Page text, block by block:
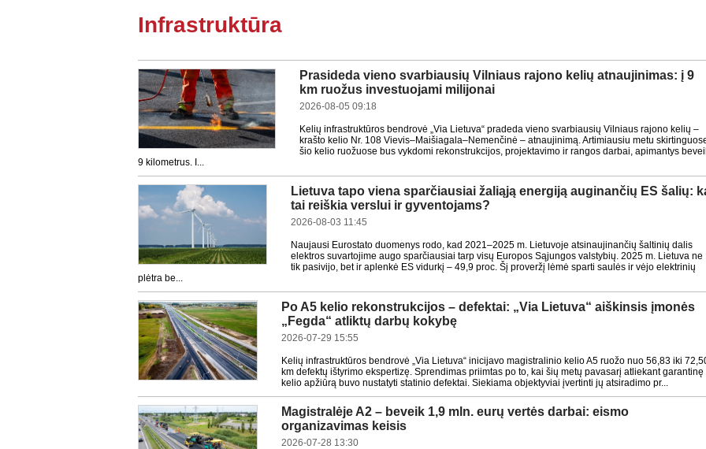
Infrastruktūra
Prasideda vieno svarbiausių Vilniaus rajono kelių atnaujinimas: į 9
km ruožus investuojami milijonai
2026-08-05 09:18
Kelių infrastruktūros bendrovė „Via Lietuva“ pradeda vieno svarbiausių Vilniaus rajono kelių –
krašto kelio Nr. 108 Vievis–Maišiagala–Nemenčinė – atnaujinimą. Artimiausiu metu
šio kelio ruožuose bus vykdomi rekonstrukcijos, projektavimo ir rangos darbai, apimantys
9 kilometrus. I...
Lietuva tapo viena sparčiausiai žaliąją energiją auginančių ES šalių:
tai reiškia verslui ir gyventojams?
2026-08-03 11:45
Naujausi Eurostato duomenys rodo, kad 2021–2025 m. Lietuvoje atsinaujinančių šaltinių dalis
elektros suvartojime augo sparčiausiai tarp visų Europos Sąjungos valstybių. 2025 m. Lietuva ne
tik pasivijo, bet ir aplenkė ES vidurkį – 49,9 proc. Šį proveržį lėmė sparti saulės ir vėjo elektrinių
plėtra be...
Po A5 kelio rekonstrukcijos – defektai: „Via Lietuva“ aiškinsis įmonės
„Fegda“ atliktų darbų kokybę
2026-07-29 15:55
Kelių infrastruktūros bendrovė „Via Lietuva“ inicijavo magistralinio kelio A5 ruožo nuo 56,83 iki
km defektų ištyrimo ekspertizę. Sprendimas priimtas po to, kai šių metų pavasarį atliekant garantinę
kelio apžiūrą buvo nustatyti statinio defektai. Siekiama objektyviai įvertinti jų atsiradimo pr...
Magistralėje A2 – beveik 1,9 mln. eurų vertės darbai: eismo
organizavimas keisis
2026-07-28 13:30